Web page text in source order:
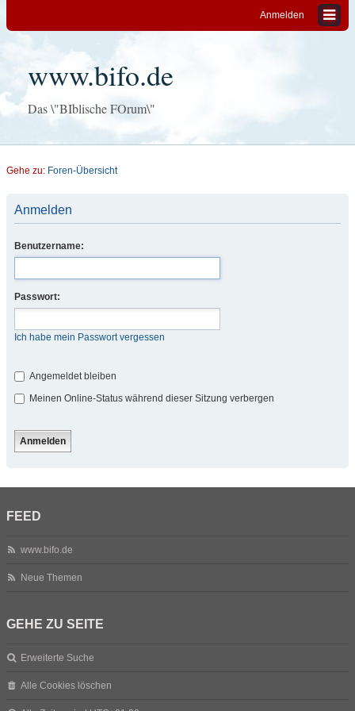
Anmelden
www.bifo.de
Das \"BIblische FOrum\"
Gehe zu: Foren-Übersicht
Anmelden
Benutzername:
Passwort:
Ich habe mein Passwort vergessen
Angemeldet bleiben
Meinen Online-Status während dieser Sitzung verbergen
FEED
www.bifo.de
Neue Themen
GEHE ZU SEITE
Erweiterte Suche
Alle Cookies löschen